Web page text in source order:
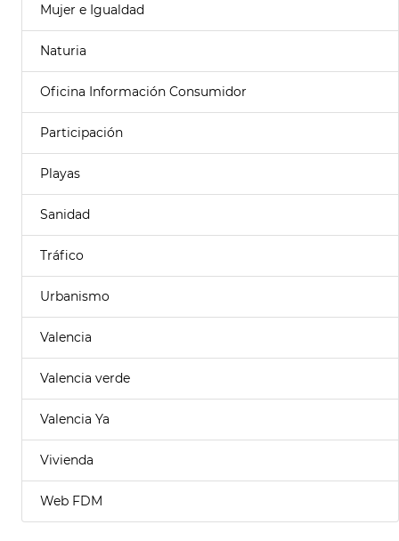
Mujer e Igualdad
Naturia
Oficina Información Consumidor
Participación
Playas
Sanidad
Tráfico
Urbanismo
Valencia
Valencia verde
Valencia Ya
Vivienda
Web FDM